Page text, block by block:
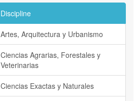
Discipline
Artes, Arquitectura y Urbanismo
Ciencias Agrarias, Forestales y
Veterinarias
Ciencias Exactas y Naturales